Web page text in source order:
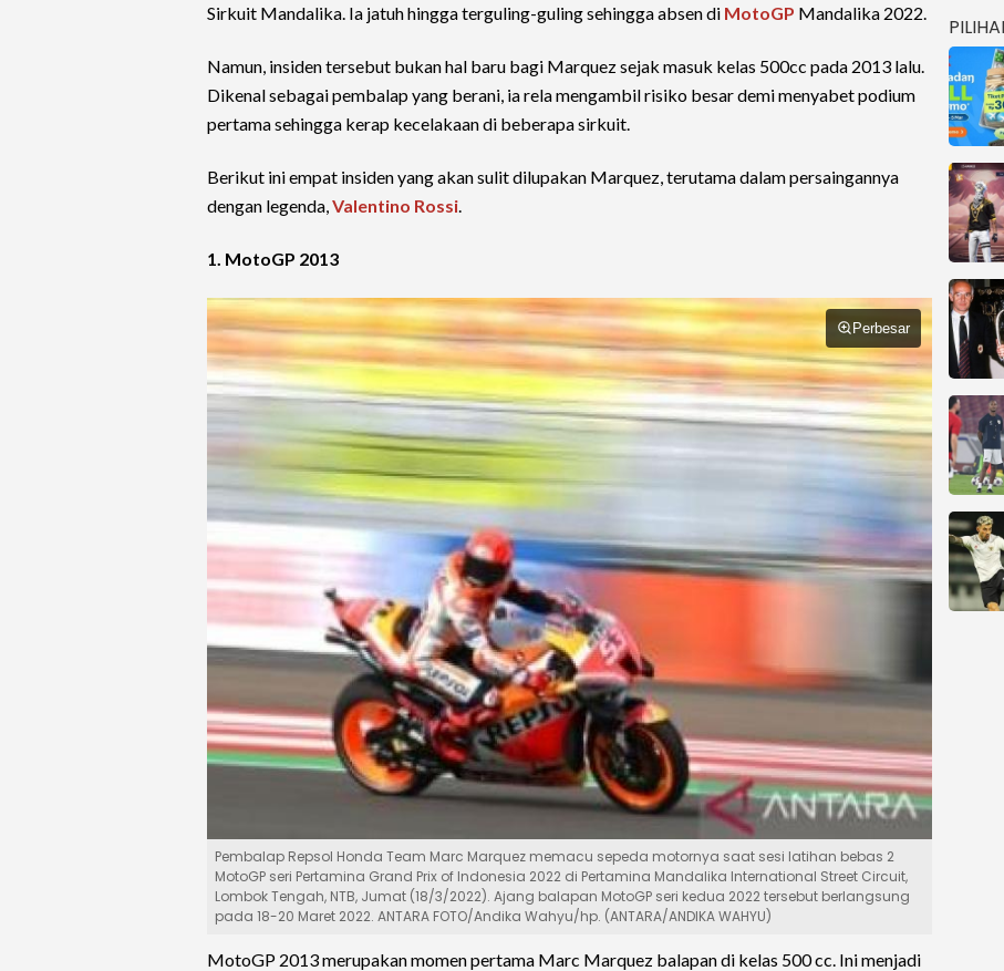
Sirkuit Mandalika. Ia jatuh hingga terguling-guling sehingga absen di MotoGP Mandalika 2022.
Namun, insiden tersebut bukan hal baru bagi Marquez sejak masuk kelas 500cc pada 2013 lalu.
Dikenal sebagai pembalap yang berani, ia rela mengambil risiko besar demi menyabet podium
pertama sehingga kerap kecelakaan di beberapa sirkuit.
Berikut ini empat insiden yang akan sulit dilupakan Marquez, terutama dalam persaingannya
dengan legenda,Valentino Rossi.
1. MotoGP 2013
Perbesar
Pembalap Repsol Honda Team Marc Marquez memacu sepeda motornya saat sesi latihan bebas 2
MotoGP seri Pertamina Grand Prix of Indonesia 2022 di Pertamina Mandalika International Street Circuit,
Lombok Tengah, NTB, Jumat (18/3/2022). Ajang balapan MotoGP seri kedua 2022 tersebut berlangsung
pada 18-20 Maret 2022. ANTARA FOTO/Andika Wahyu/hp. (ANTARA/ANDIKA WAHYU)
MotoGP 2013 merupakan momen pertama Marc Marquez balapan di kelas 500 cc. Ini menjadi